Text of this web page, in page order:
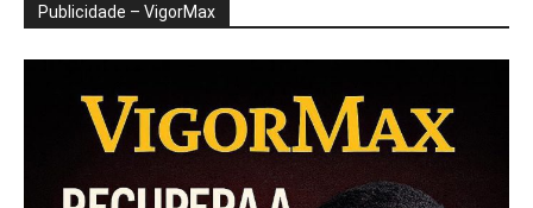
Publicidade – VigorMax